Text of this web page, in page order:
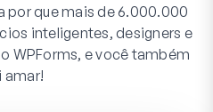
por que mais de 6.000.000
inteligentes, designers e
WPForms, e você também
amar!